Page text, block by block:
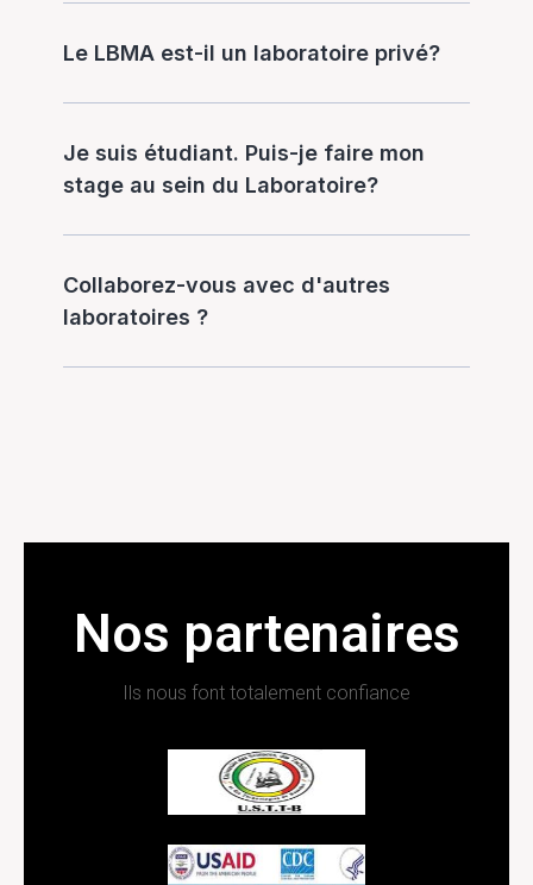
Le LBMA est-il un laboratoire privé?
Je suis étudiant. Puis-je faire mon
stage au sein du Laboratoire?
Collaborez-vous avec d'autres
laboratoires ?
Nos partenaires
Ils nous font totalement confiance